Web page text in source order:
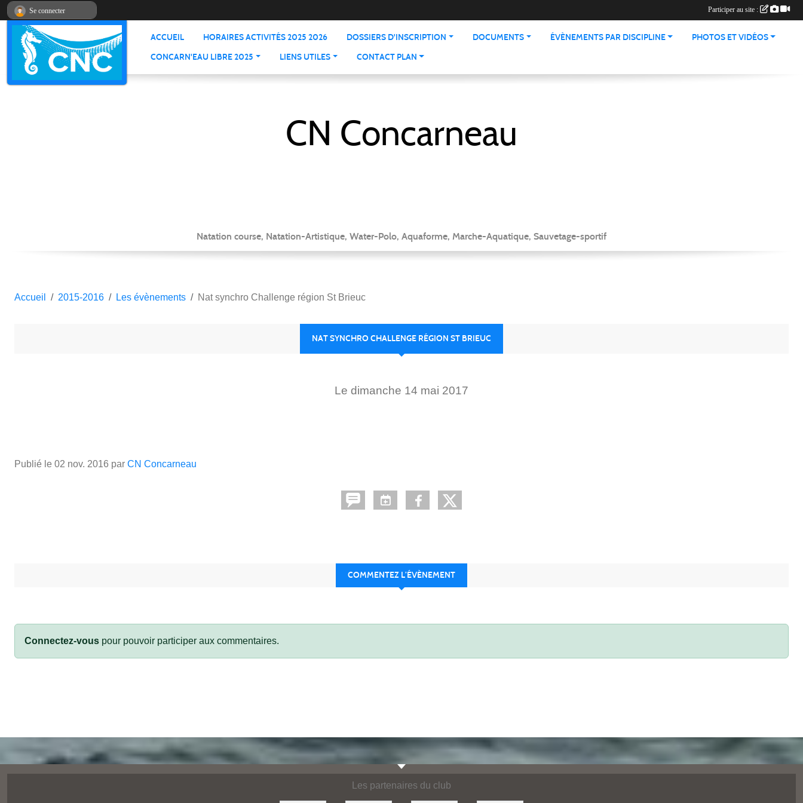
ACCUEIL HORAIRES ACTIVITÉS 2025 2026 DOSSIERS D'INSCRIPTION DOCUMENTS ÉVÈNEMENTS PAR DISCIPLINE
PHOTOS ET VIDÉOS
CONCARN'EAU LIBRE 2025
LIENS UTILES CONTACT PLAN
CN Concarneau
Natation course, Natation-Artistique, Water-Polo, Aquaforme, Marche-Aquatique, Sauvetage-sportif
Accueil 2015-2016 Les évènements Nat synchro Challenge région St Brieuc
NAT SYNCHRO CHALLENGE RÉGION ST BRIEUC
Le dimanche 14 mai 2017
Publié le 02 nov. 2016 par CN Concarneau
COMMENTEZ L’ÉVÈNEMENT
Connectez-vous pour pouvoir participer aux commentaires.
Les partenaires du club
Se connecter Participer au site :
Panneau de gestion des cookies